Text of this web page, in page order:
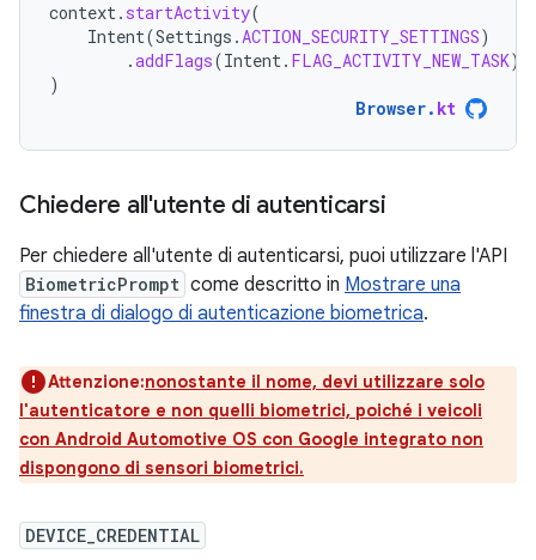
context. startActivity(
Intent(Settings .ACTION_SECURITY_SETTINGS)
.addFlags(Intent. FLAG_ACTIVITY_NEW_TASK)
)
Browser. kt
Chiedere all'utente di autenticarsi
Per chiedere all'utente di autenticarsi, puoi utilizzare l'API
BiometricPrompt come descritto in Mostrare una
finestra di dialogo di autenticazione biometrica.
Attenzione:nonostante il nome, devi utilizzare solo
l'autenticatore e non quelli biometrici, poiché i veicoli
con Android Automotive OS con Google integrato non
dispongono di sensori biometrici.
DEVICE_CREDENTIAL